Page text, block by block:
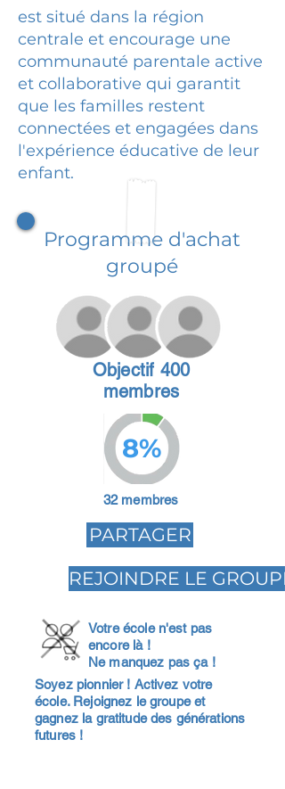
est situé dans la région
centrale et encourage une
communauté parentale active
et collaborative qui garantit
que les familles restent
connectées et engagées dans
l'expérience éducative de leur
enfant.
Programme d'achat
groupé
Objectif 400
membres
8%
32 membres
PARTAGER
REJOINDRE LE GROUPE
Votre école n'est pas
encore là !
Ne manquez pas ça !
Soyez pionnier ! Activez votre
école. Rejoignez le groupe et
gagnez la gratitude des générations
futures !